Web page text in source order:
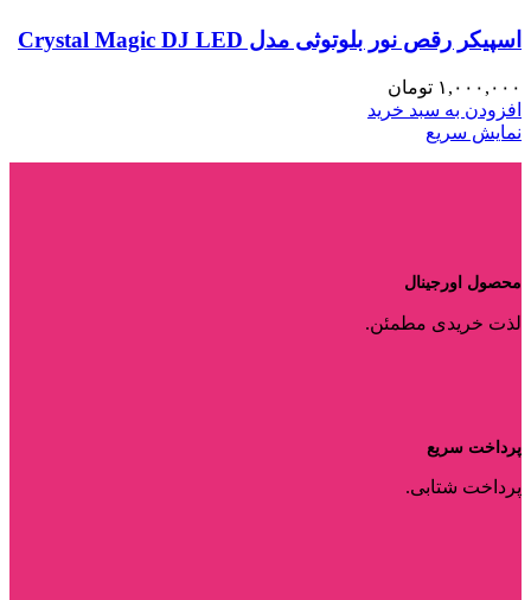
اسپیکر رقص نور بلوتوثی مدل Crystal Magic DJ LED
۱,۰۰۰,۰۰۰ تومان
افزودن به سبد خرید
نمایش سریع
محصول اورجینال
لذت خریدی مطمئن.
پرداخت سریع
پرداخت شتابی.